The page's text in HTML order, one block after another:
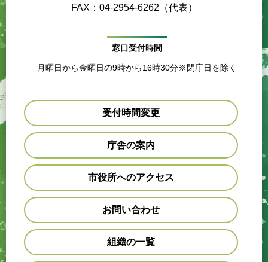
FAX：04-2954-6262（代表）
窓口受付時間
月曜日から金曜日の9時から16時30分※閉庁日を除く
受付時間変更
庁舎の案内
市役所へのアクセス
お問い合わせ
組織の一覧